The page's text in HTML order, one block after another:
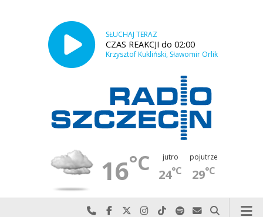
SŁUCHAJ TERAZ
CZAS REAKCJI do 02:00
Krzysztof Kukliński, Sławomir Orlik
16°C jutro
24°C
pojutrze
29°C
Najlepiej po prostu do nas zadzwoń
Odwiedź nas na Facebook-u
Odwiedź nas na X
Odwiedź nas na Instagram-ie
Odwiedź nas na TikTok-u
Szukaj nas na Spotify
Wyślij do nas
Szukaj